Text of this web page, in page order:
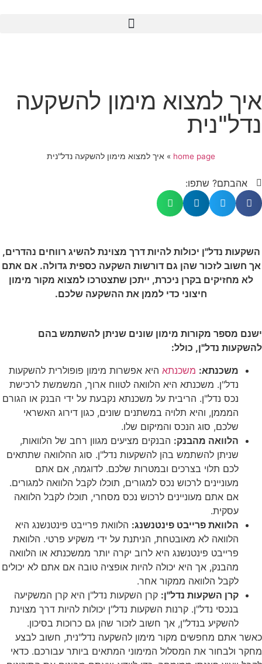
איך למצוא מימון להשקעה
נדל"נית
home page
» איך למצוא מימון להשקעה נדל"נית
אהבתם? שתפו:
השקעות נדל"ן יכולות להיות דרך מצוינת להשיג רווחים נהדרים,
אך חשוב לזכור שהן גם דורשות השקעה כספית גדולה. אם אתם
לא מחזיקים בקרן ניכרת, ייתכן שתצטרכו למצוא מקור מימון
חיצוני כדי לממן את ההשקעה שלכם.
ישנם מספר מקורות מימון שונים שניתן להשתמש בהם
להשקעות נדל"ן, כולל:
משכנתא: משכנתא היא אפשרות מימון פופולרית להשקעות
נדל"ן. משכנתא היא הלוואה לטווח ארוך, המשמשת לרכישת
נכס נדל"ן. הריבית על משכנתא נקבעת על ידי הבנק או הגורם
המממן, והיא תלויה במשתנים שונים, כגון דירוג האשראי
שלכם, סוג הנכס והמיקום שלו.
הלוואה מהבנק: הבנקים מציעים מגוון רחב של הלוואות,
שניתן להשתמש בהן להשקעות נדל"ן. סוג ההלוואה שתתאים
לכם תלוי בצרכים ובמטרות שלכם. לדוגמה, אם אתם
מעוניינים לרכוש נכס למגורים, תוכלו לקבל הלוואה למגורים.
אם אתם מעוניינים לרכוש נכס מסחרי, תוכלו לקבל הלוואה
עסקית.
הלוואת פרייבט פינטנשנג: הלוואת פרייבט פינטנשנג היא
הלוואה לא מאובטחת, הניתנת על ידי משקיע פרטי. הלוואת
פרייבט פינטנשנג היא לרוב יקרה יותר ממשכנתא או הלוואה
מהבנק, אך היא יכולה להיות אופציה טובה אם אתם לא יכולים
לקבל הלוואה ממקור אחר.
קרן השקעות נדל"ן: קרן השקעות נדל"ן היא קרן המשקיעה
בנכסי נדל"ן. קרנות השקעות נדל"ן יכולות להיות דרך מצוינת
להשקיע בנדל"ן, אך חשוב לזכור שהן גם כרוכות בסיכון.
כאשר אתם מחפשים מקור מימון להשקעה נדל"נית, חשוב לבצע
מחקר ולבחור את המסלול המימוני המתאים ביותר עבורכם. כדאי